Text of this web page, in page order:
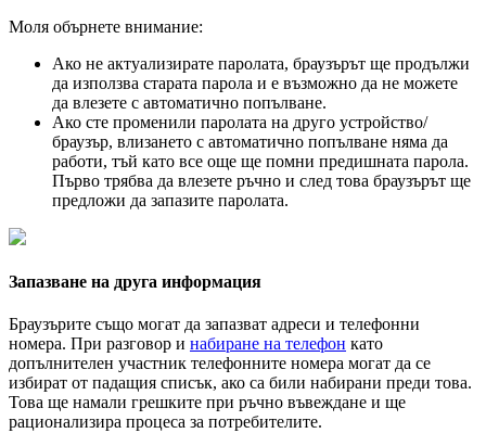
Моля обърнете внимание:
Ако не актуализирате паролата, браузърът ще продължи
да използва старата парола и е възможно да не можете
да влезете с автоматично попълване.
Ако сте променили паролата на друго устройство/
браузър, влизането с автоматично попълване няма да
работи, тъй като все още ще помни предишната парола.
Първо трябва да влезете ръчно и след това браузърът ще
предложи да запазите паролата.
Запазване на друга информация
Браузърите също могат да запазват адреси и телефонни
номера. При разговор и набиране на телефон като
допълнителен участник телефонните номера могат да се
избират от падащия списък, ако са били набирани преди това.
Това ще намали грешките при ръчно въвеждане и ще
рационализира процеса за потребителите.